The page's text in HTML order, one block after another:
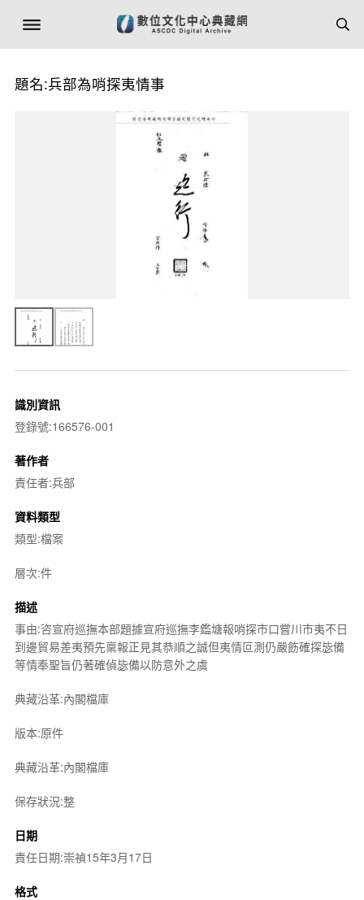
題名:兵部為哨探夷情事
識別資訊
登錄號:166576-001
著作者
責任者:兵部
資料類型
類型:檔案
層次:件
描述
事由:咨宣府巡撫本部題據宣府巡撫李鑑塘報哨探市口嘗川市夷不日
到邊貿易差夷預先稟報正見其恭順之誠但夷情叵測仍嚴飭確探毖備
等情奉聖旨仍著確偵毖備以防意外之虞
典藏沿革:內閣檔庫
版本:原件
典藏沿革:內閣檔庫
保存狀況:整
日期
責任日期:崇禎15年3月17日
格式